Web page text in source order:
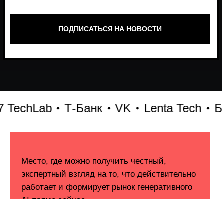
Т-Банк VK Lenta Tech
работает и формирует рынок генеративного